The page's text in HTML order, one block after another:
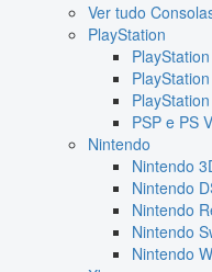
Ver tudo
PlayStation
PSP e PS
Nintendo
Nintendo
Nintendo
Nintendo
Nintendo
Nintendo